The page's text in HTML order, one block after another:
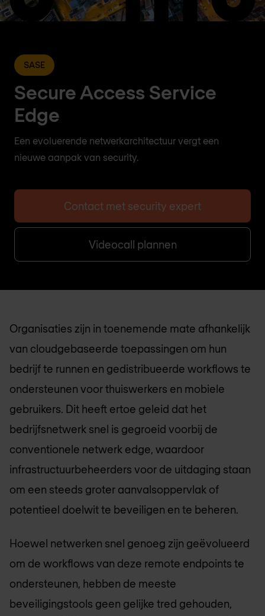
SASE
Secure Access Service
Edge
Een evoluerende netwerkarchitectuur vergt een
nieuwe aanpak van security.
Contact met security expert
Videocall plannen
Organisaties zijn in toenemende mate afhankelijk
van cloudgebaseerde toepassingen om hun
bedrijf te runnen en gedistribueerde workflows te
ondersteunen voor thuiswerkers en mobiele
gebruikers. Dit heeft ertoe geleid dat het
bedrijfsnetwerk snel is gegroeid voorbij de
conventionele netwerk edge, waardoor
infrastructuurbeheerders voor de uitdaging staan
om een steeds groter aanvalsoppervlak of
potentieel doelwit te beveiligen en te beheren.
Hoewel netwerken snel genoeg zijn geëvolueerd
om de workflows van deze remote endpoints te
ondersteunen, hebben de meeste
beveiligingstools geen gelijke tred gehouden,